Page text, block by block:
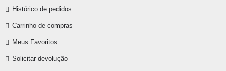
Histórico de pedidos
Carrinho de compras
Meus Favoritos
Solicitar devolução